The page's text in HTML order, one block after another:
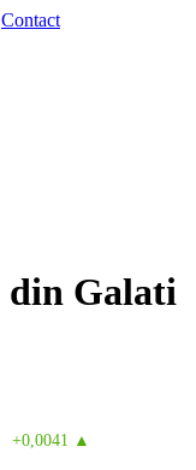
Contact
Galati
+0,0041 ▲